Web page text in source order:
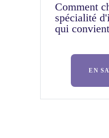
Comment
spécialité
qui
EN